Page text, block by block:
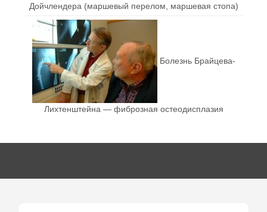
Дойчлендера (маршевый перелом, маршевая стопа)
Болезнь Брайцева-
Лихтенштейна — фиброзная остеодисплазия